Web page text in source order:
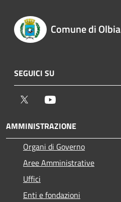
Comune di Olbia
SEGUICI SU
Twitter
AMMINISTRAZIONE
Organi di Governo
Aree Amministrative
Uffici
Enti e fondazioni